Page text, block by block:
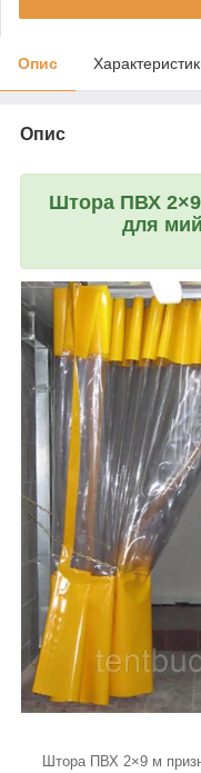
Опис
Опис
Штора ПВХ
для
Штора ПВХ 2×9 м